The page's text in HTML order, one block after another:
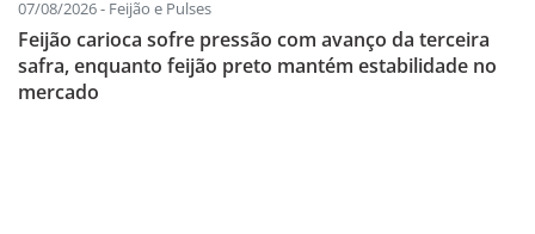
07/08/2026 - Feijão e Pulses
Feijão carioca sofre pressão com avanço da terceira
safra, enquanto feijão preto mantém estabilidade no
mercado